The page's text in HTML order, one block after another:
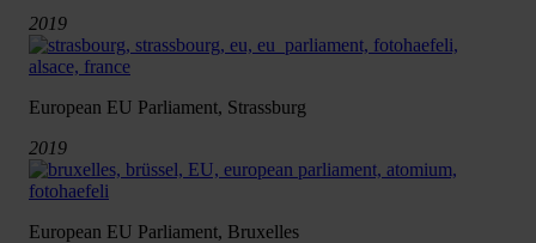
2019
European EU Parliament, Strassburg
2019
European EU Parliament, Bruxelles